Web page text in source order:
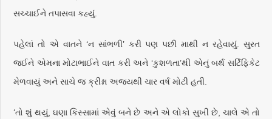
સચ્ચાઈને તપાસવા કહ્યું.
પહેલાં તો એ વાતને ‘ન સાંભળી’ કરી પણ પછી માથી ન રહેવાયું. સુરત
જઈને એમના મોટાભાઈને વાત કરી અને ‘કુશળતા’થી એનું બર્થ સર્ટિફિકેટ
મેળવાયું અને સાચે જ ક્રીશ્ના અજયથી ચાર વર્ષ મોટી હતી.
‘તો શું થયું, ઘણા કિસ્સામાં એવું બને છે અને એ લોકો સુખી છે, ચાલે એ તો